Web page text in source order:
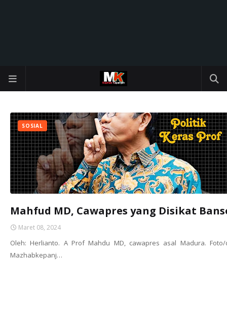
SOSIAL
Mahfud MD, Cawapres yang Disikat
Maret 08, 2024
Oleh: Herlianto. A Prof Mahdu MD, cawapres asal Madura. Foto/
Mazhabkepanj…